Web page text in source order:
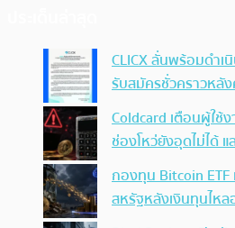
CLICX ลั่นพร้อมดำ
รับสมัครชั่วคราวหลั
Coldcard เตือนผู้ใช้
ช่องโหว่ยังอุดไม่ได้ แ
กองทุน Bitcoin ETF
สหรัฐหลังเงินทุนไห